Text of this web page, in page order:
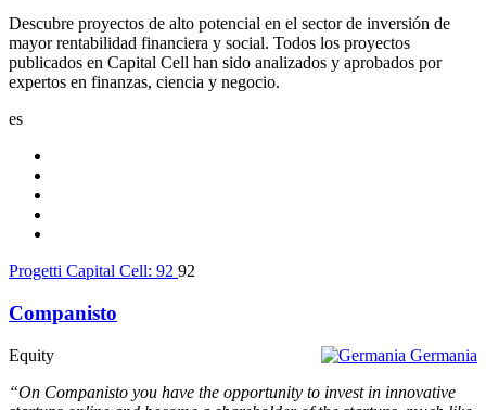
Descubre proyectos de alto potencial en el sector de inversión de
mayor rentabilidad financiera y social. Todos los proyectos
publicados en Capital Cell han sido analizados y aprobados por
expertos en finanzas, ciencia y negocio.
es
Progetti Capital Cell: 92 92
Companisto
Germania
Equity
“On Companisto you have the opportunity to invest in innovative